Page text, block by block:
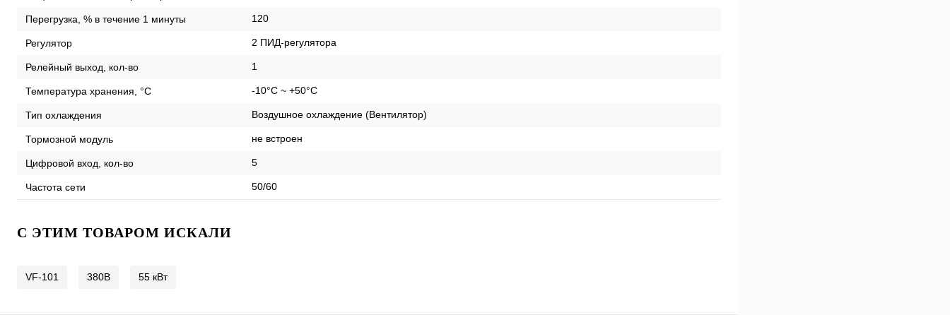
Перегрузка, % в течение 1 минуты 120
Регулятор 2 ПИД-регулятора
Релейный выход, кол-во 1
Температура хранения, °С -10°C ~ +50°C
Тип охлаждения Воздушное охлаждение (Вентилятор)
Тормозной модуль не встроен
Цифровой вход, кол-во 5
Частота сети 50/60
C ЭТИМ ТОВАРОМ ИСКАЛИ
VF-101 380В 55 кВт